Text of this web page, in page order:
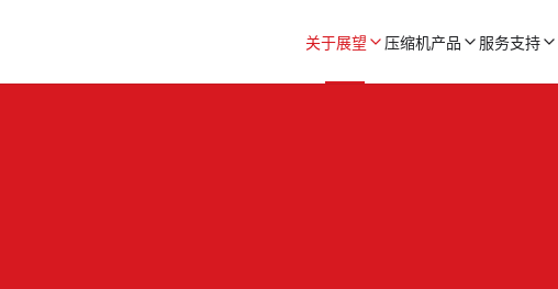
关于展望 压缩机产品 服务支持